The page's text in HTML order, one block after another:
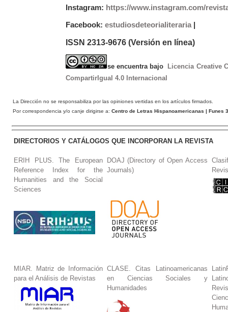
Instagram: https://www.instagram.com/
Facebook: estudiosdeteorialiteraria|
ISSN 2313-9676 (Versión en línea)
se encuentra bajo
Licencia Creative
CompartirIgual 4.0 Internacional
La Dirección no se responsabiliza por las opiniones vertidas en los artículos firmados.
Por correspondencia y/o canje dirigirse a: Centro de Letras Hispanoamericanas | Funes
DIRECTORIOS Y CATÁLOGOS QUE INCORPORAN LA REVISTA
ERIH PLUS. The European
Reference Index for the
Humanities and the Social
Sciences
DOAJ (Directory of Open Access
Journals)
MIAR. Matriz de Información
para el Análisis de Revistas
CLASE. Citas Latinoamericanas
en Ciencias Sociales y
Humanidades